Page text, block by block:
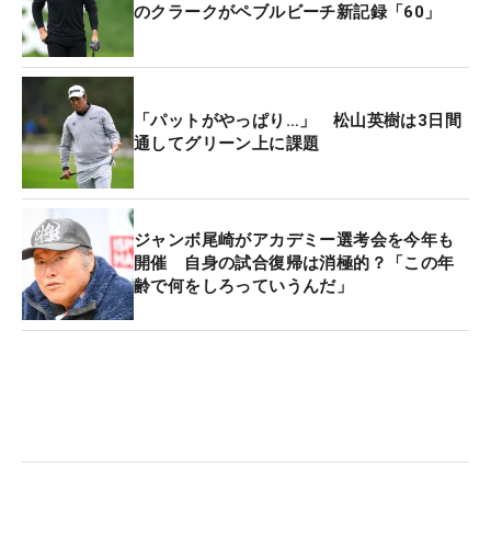
のクラークがペブルビーチ新記録「60」
「パットがやっぱり…」 松山英樹は3日間
通してグリーン上に課題
ジャンボ尾崎がアカデミー選考会を今年も
開催 自身の試合復帰は消極的？「この年
齢で何をしろっていうんだ」